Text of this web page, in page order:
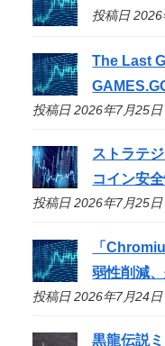
投稿日 2026
The Last
投稿日 2026年7月25日
ストラテ
コイン安
投稿日 2026年7月25日
「
弱性削減
投稿日 2026年7月24日
黒龍伝説